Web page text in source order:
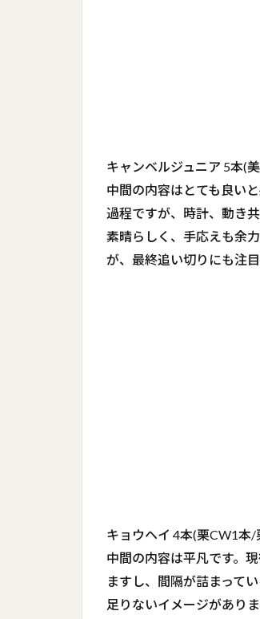
キャンベルジュニア 5本(
中間の内容はとても良い
過程ですが、時計、動き
素晴らしく、手応えも余
が、最終追い切りにも注目
キョウヘイ 4本(栗CW1本
中間の内容は平凡です。
ますし、間隔が詰まって
足りないイメージがあり